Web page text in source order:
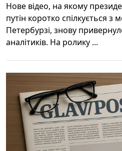
Нове відео, на якому
путін коротко спілкується з
Петербурзі, знову
аналітиків. На ролику ...